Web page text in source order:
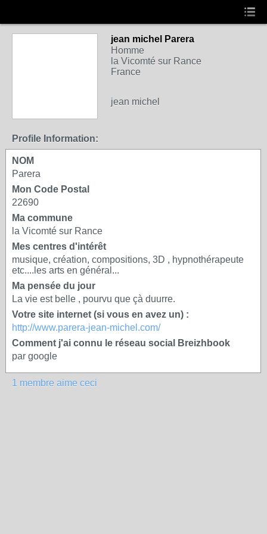
jean michel Parera
Homme
la Vicomté sur Rance
France
jean michel
Profile Information:
NOM
Parera
Mon Code Postal
22690
Ma commune
la Vicomté sur Rance
Mes centres d'intérêt
musique, création, compositions, 3D , hypnothérapeute
etc....les arts en général...
Ma pensée du jour
La vie est belle , pourvu que çà duurre.
Votre site internet (si vous en avez un) :
http://www.parera-jean-michel.com/
Comment j'ai connu le réseau social Breizhbook
par google
1 membre aime ceci